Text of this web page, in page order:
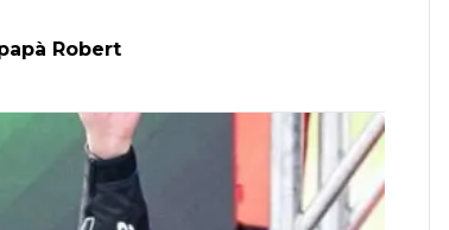
Robert